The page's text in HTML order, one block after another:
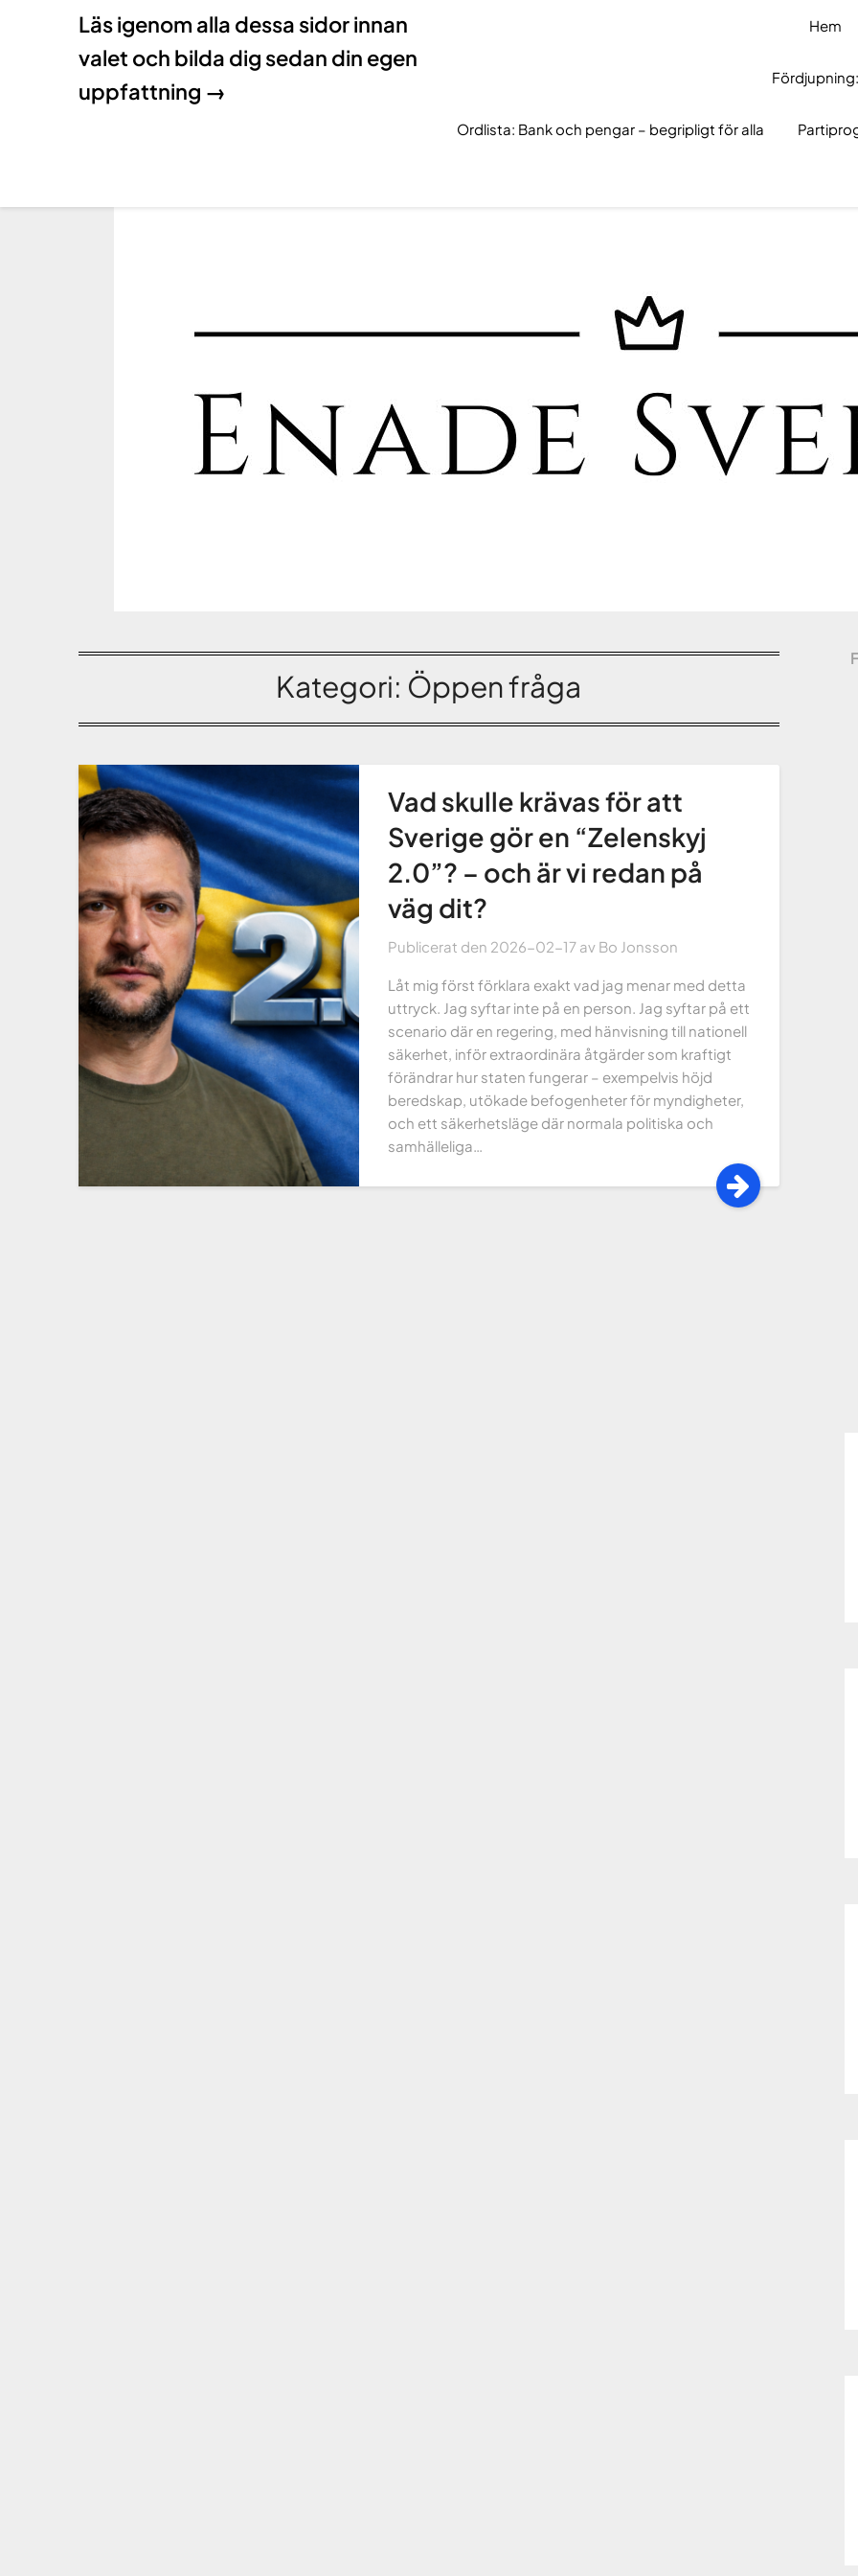
Läs igenom alla dessa sidor innan
valet och bilda dig sedan din egen
uppfattning →
Hem
Ordlista: Bank och pengar – begripligt för alla
Kategori: Öppen fråga
Vad skulle krävas för att
Sverige gör en “Zelenskyj
2.0”? – och är vi redan på
väg dit?
Publicerat den 2026-02-17av Bo Jonsson
Låt mig först förklara exakt vad jag menar med detta
uttryck. Jag syftar inte på en person. Jag syftar på ett
scenario där en regering, med hänvisning till nationell
säkerhet, inför extraordinära åtgärder som kraftigt
förändrar hur staten fungerar – exempelvis höjd
beredskap, utökade befogenheter för myndigheter,
och ett säkerhetsläge där normala politiska och
samhälleliga…